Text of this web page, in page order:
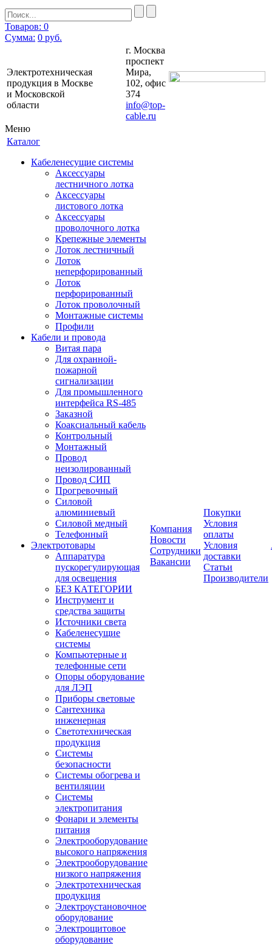
Товаров: 0
Сумма: 0 руб.
Электротехническая
продукция в Москве
и Московской
области
г. Москва
проспект
Мира,
102, офис
374
info@top-
cable.ru
Меню
Каталог
Кабеленесущие системы
Аксессуары
лестничного лотка
Аксессуары
листового лотка
Аксессуары
проволочного лотка
Крепежные элементы
Лоток лестничный
Лоток
неперфорированный
Лоток
перфорированный
Лоток проволочный
Монтажные системы
Профили
Кабели и провода
Витая пара
Для охранной-
пожарной
сигнализации
Для промышленного
интерфейса RS-485
Заказной
Коаксиальный кабель
Контрольный
Монтажный
Провод
неизолированный
Провод СИП
Прогревочный
Силовой
алюминиевый
Силовой медный
Телефонный
Электротовары
Аппаратура
пускорегулирующая
для освещения
БЕЗ КАТЕГОРИИ
Инструмент и
средства защиты
Источники света
Кабеленесущие
системы
Компьютерные и
телефонные сети
Опоры оборудование
для ЛЭП
Приборы световые
Сантехника
инженерная
Светотехническая
продукция
Системы
безопасности
Системы обогрева и
вентиляции
Системы
электропитания
Фонари и элементы
питания
Электрооборудование
высокого напряжения
Электрооборудование
низкого напряжения
Электротехническая
продукция
Электроустановочное
оборудование
Электрощитовое
оборудование
Компания
Новости
Сотрудники
Вакансии
Покупки
Условия
оплаты
Условия
доставки
Статьи
Производители